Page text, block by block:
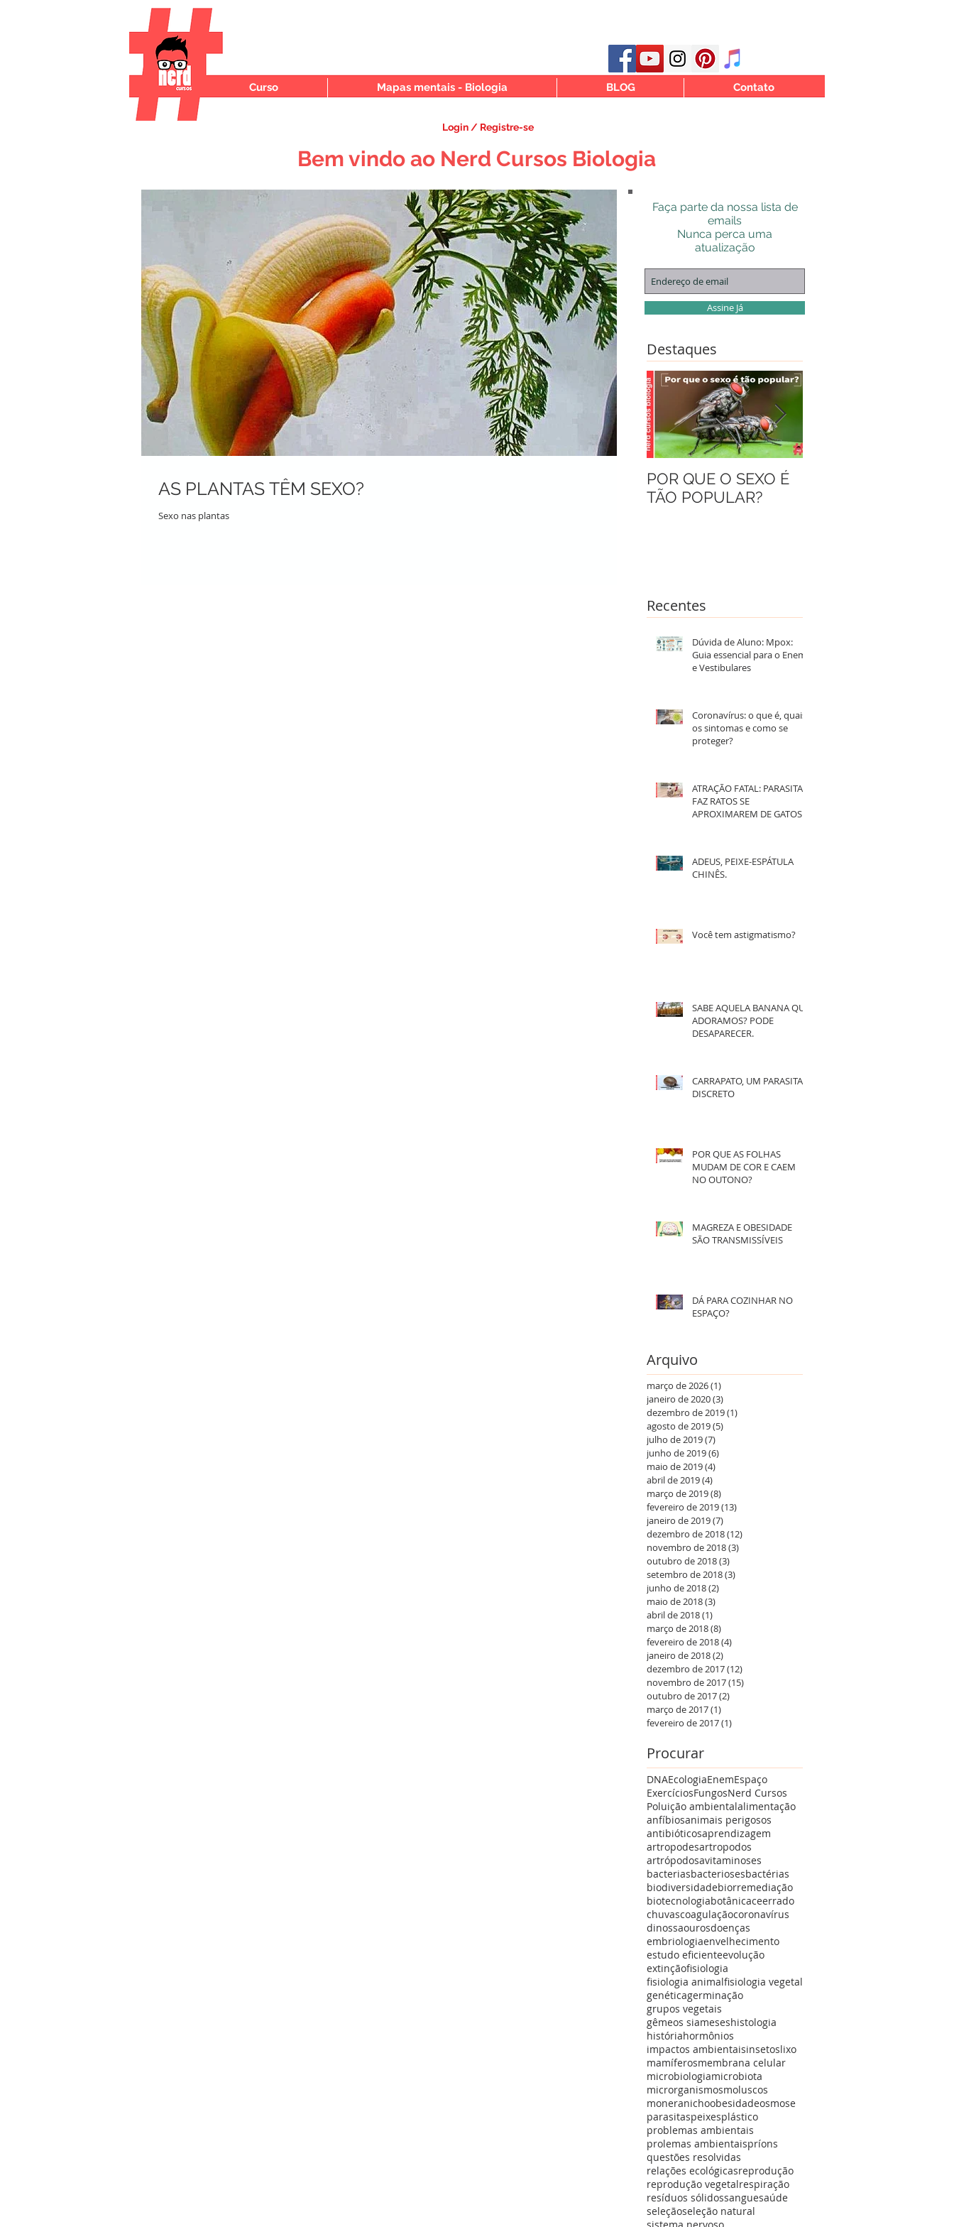
Curso Mapas mentais - Biologia BLOG Contato
Login / Registre-se
Bem vindo ao Nerd Cursos Biologia
AS PLANTAS TÊM SEXO?
Sexo nas plantas
Faça parte da nossa lista de
emails
Nunca perca uma
atualização
Assine Já
Destaques
POR QUE O SEXO É
TÃO POPULAR?
Recentes
Dúvida de Aluno: Mpox:
Guia essencial para o Enem
e Vestibulares
Coronavírus: o que é, quais
os sintomas e como se
proteger?
ATRAÇÃO FATAL: PARASITA
FAZ RATOS SE
APROXIMAREM DE GATOS
ADEUS, PEIXE-ESPÁTULA
CHINÊS.
Você tem astigmatismo?
SABE AQUELA BANANA QUE
ADORAMOS? PODE
DESAPARECER.
CARRAPATO, UM PARASITA
DISCRETO
POR QUE AS FOLHAS
MUDAM DE COR E CAEM
NO OUTONO?
MAGREZA E OBESIDADE
SÃO TRANSMISSÍVEIS
DÁ PARA COZINHAR NO
ESPAÇO?
Arquivo
março de 2026(1)
janeiro de 2020(3)
dezembro de 2019(1)
agosto de 2019(5)
julho de 2019(7)
junho de 2019(6)
maio de 2019(4)
abril de 2019(4)
março de 2019(8)
fevereiro de 2019(13)
janeiro de 2019(7)
dezembro de 2018(12)
novembro de 2018(3)
outubro de 2018(3)
setembro de 2018(3)
junho de 2018(2)
maio de 2018(3)
abril de 2018(1)
março de 2018(8)
fevereiro de 2018(4)
janeiro de 2018(2)
dezembro de 2017(12)
novembro de 2017(15)
outubro de 2017(2)
março de 2017(1)
fevereiro de 2017(1)
Procurar
DNAEcologiaEnemEspaço
ExercíciosFungosNerd Cursos
Poluição ambientalalimentação
anfíbiosanimais perigosos
antibióticosaprendizagem
artropodesartropodos
artrópodosavitaminoses
bacteriasbacteriosesbactérias
biodiversidadebiorremediação
biotecnologiabotânicaceerrado
chuvascoagulaçãocoronavírus
dinossaourosdoenças
embriologiaenvelhecimento
estudo eficienteevolução
extinçãofisiologia
fisiologia animalfisiologia vegetal
genéticagerminação
grupos vegetais
gêmeos siameseshistologia
históriahormônios
impactos ambientaisinsetoslixo
mamíferosmembrana celular
microbiologiamicrobiota
microrganismosmoluscos
moneranichoobesidadeosmose
parasitaspeixesplástico
problemas ambientais
prolemas ambientaispríons
questões resolvidas
relações ecológicasreprodução
reprodução vegetalrespiração
resíduos sólidossanguesaúde
seleçãoseleção natural